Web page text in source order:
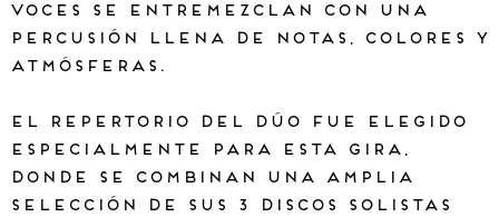
voces se entremezclan con una
percusión llena de notas, colores y
atmósferas.
El repertorio del dúo fue elegido
especialmente para esta gira,
donde se combinan una amplia
selección de sus 3 discos solistas